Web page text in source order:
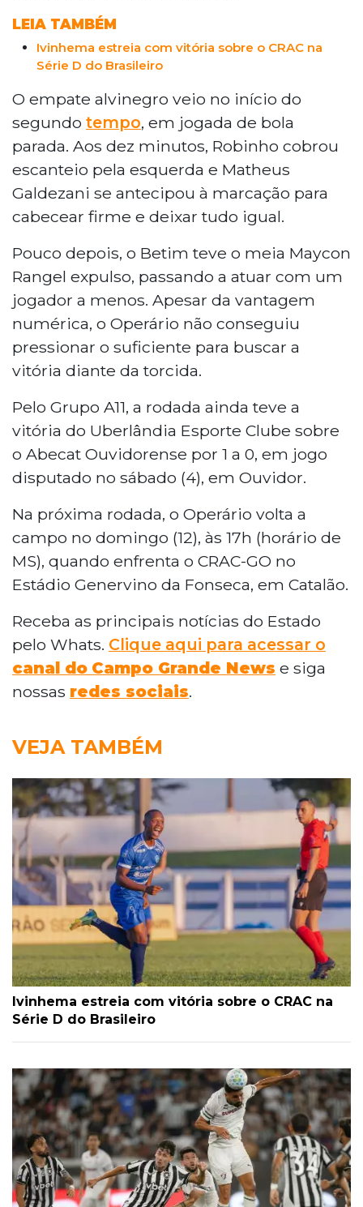
LEIA TAMBÉM
Ivinhema estreia com vitória sobre o CRAC na
Série D do Brasileiro
O empate alvinegro veio no início do
segundo tempo, em jogada de bola
parada. Aos dez minutos, Robinho cobrou
escanteio pela esquerda e Matheus
Galdezani se antecipou à marcação para
cabecear firme e deixar tudo igual.
Pouco depois, o Betim teve o meia Maycon
Rangel expulso, passando a atuar com um
jogador a menos. Apesar da vantagem
numérica, o Operário não conseguiu
pressionar o suficiente para buscar a
vitória diante da torcida.
Pelo Grupo A11, a rodada ainda teve a
vitória do Uberlândia Esporte Clube sobre
o Abecat Ouvidorense por 1 a 0, em jogo
disputado no sábado (4), em Ouvidor.
Na próxima rodada, o Operário volta a
campo no domingo (12), às 17h (horário de
MS), quando enfrenta o CRAC-GO no
Estádio Genervino da Fonseca, em Catalão.
Receba as principais notícias do Estado
pelo Whats. Clique aqui para acessar o
canal do Campo Grande News e siga
nossas redes sociais.
VEJA TAMBÉM
Ivinhema estreia com vitória sobre o CRAC na
Série D do Brasileiro